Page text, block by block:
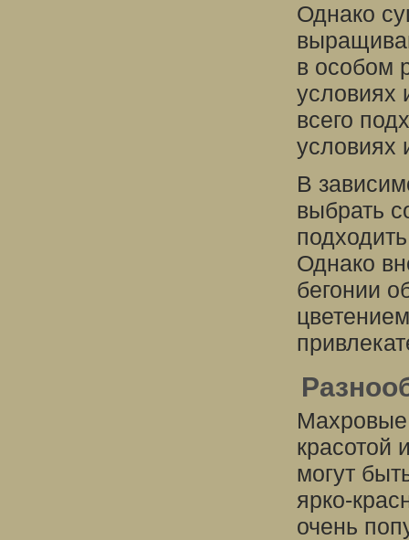
Однако
в особом
условиях
всего
условиях
В
выбрать
Однако
бегонии
Махровые
красотой
могут
ярко-
очень